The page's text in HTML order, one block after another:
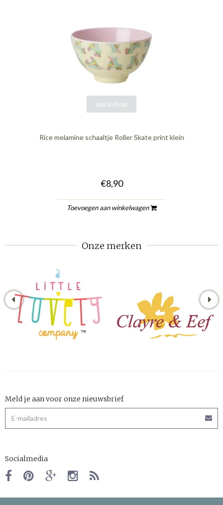
quickshop
Rice melamine schaaltje Roller Skate print klein
€8,90
Toevoegen aan winkelwagen
Onze merken
Meld je aan voor onze nieuwsbrief
Socialmedia